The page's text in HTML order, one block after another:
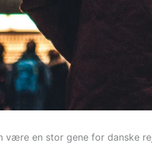
være en stor gene for danske